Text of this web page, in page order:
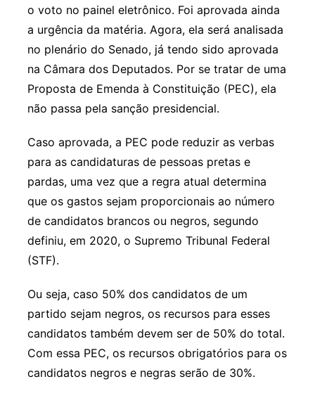
o voto no painel eletrônico. Foi aprovada ainda
a urgência da matéria. Agora, ela será analisada
no plenário do Senado, já tendo sido aprovada
na Câmara dos Deputados. Por se tratar de uma
Proposta de Emenda à Constituição (PEC), ela
não passa pela sanção presidencial.
Caso aprovada, a PEC pode reduzir as verbas
para as candidaturas de pessoas pretas e
pardas, uma vez que a regra atual determina
que os gastos sejam proporcionais ao número
de candidatos brancos ou negros, segundo
definiu, em 2020, o Supremo Tribunal Federal
(STF).
Ou seja, caso 50% dos candidatos de um
partido sejam negros, os recursos para esses
candidatos também devem ser de 50% do total.
Com essa PEC, os recursos obrigatórios para os
candidatos negros e negras serão de 30%.